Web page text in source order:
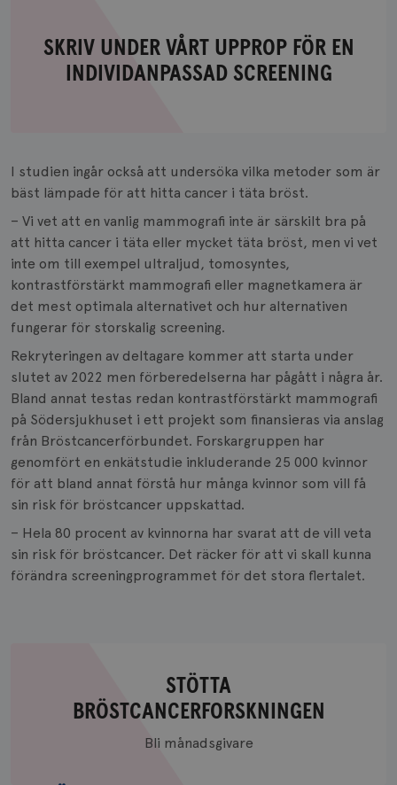
Skriv
en
individanpassad
screening
SKRIV UNDER VÅRT UPPROP FÖR EN
INDIVIDANPASSAD SCREENING
I studien ingår också att undersöka vilka metoder som är
bäst lämpade för att hitta cancer i täta bröst.
– Vi vet att en vanlig mammografi inte är särskilt bra på
att hitta cancer i täta eller mycket täta bröst, men vi vet
inte om till exempel ultraljud, tomosyntes,
kontrastförstärkt mammografi eller magnetkamera är
det mest optimala alternativet och hur alternativen
fungerar för storskalig screening.
Rekryteringen av deltagare kommer att starta under
slutet av 2022 men förberedelserna har pågått i några år.
Bland annat testas redan kontrastförstärkt mammografi
på Södersjukhuset i ett projekt som finansieras via anslag
från Bröstcancerförbundet. Forskargruppen har
genomfört en enkätstudie inkluderande 25 000 kvinnor
för att bland annat förstå hur många kvinnor som vill få
sin risk för bröstcancer uppskattad.
– Hela 80 procent av kvinnorna har svarat att de vill veta
sin risk för bröstcancer. Det räcker för att vi skall kunna
förändra screeningprogrammet för det stora flertalet.
Stötta
bröstcancerforskningen
STÖTTA
BRÖSTCANCERFORSKNINGEN
Bli månadsgivare